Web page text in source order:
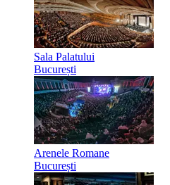
Sala Palatului
București
Arenele Romane
București